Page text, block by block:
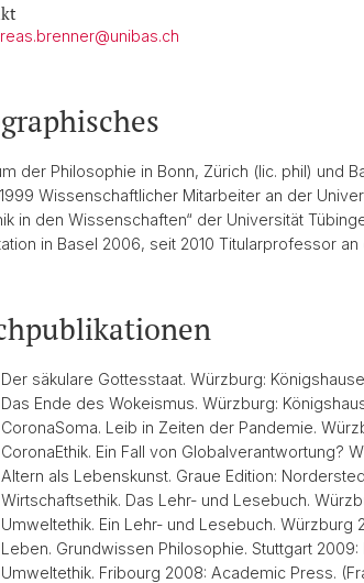
der Philosophie in Bonn, Zürich (lic. phil) und
Wissenschaftlicher Mitarbeiter an der
in den Wissenschaften“ der Universität
in Basel 2006, seit 2010 Titularprofessor
Der säkulare Gottesstaat. Würzburg:
Das Ende des Wokeismus. Würzburg:
CoronaSoma. Leib in Zeiten der Pandemie.
CoronaEthik. Ein Fall von Globalverantwortung?
Altern als Lebenskunst. Graue Edition:
Wirtschaftsethik. Das Lehr- und Lesebuch.
Umweltethik. Ein Lehr- und Lesebuch. Würzburg
Leben. Grundwissen Philosophie. Stuttgart 2009:
Umweltethik. Fribourg 2008: Academic Press.